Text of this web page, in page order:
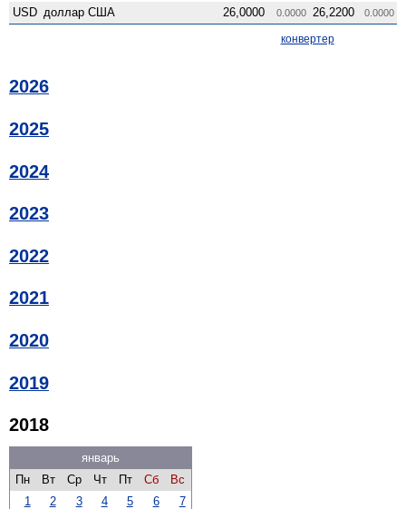
USD доллар США 26,0000 0.0000 26,2200 0.0000
конвертер
2026
2025
2024
2023
2022
2021
2020
2019
2018
январь
Пн
Вт Ср Чт Пт Сб
Вс
1
2 3 4 5 6
7